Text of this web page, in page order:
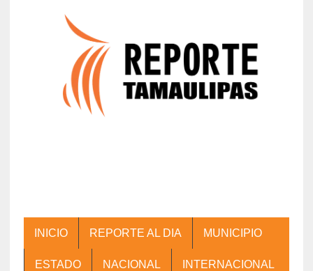
INICIO REPORTE AL DIA MUNICIPIO
ESTADO NACIONAL INTERNACIONAL